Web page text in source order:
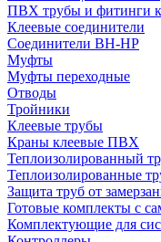
ПВХ трубы и фитинги
Клеевые соединители
Соединители ВН-НР
Муфты
Муфты переходные
Отводы
Тройники
Клеевые трубы
Краны клеевые ПВХ
Теплоизолированный
Теплоизолированные
Защита труб от
Готовые комплекты с
Комплектующие для